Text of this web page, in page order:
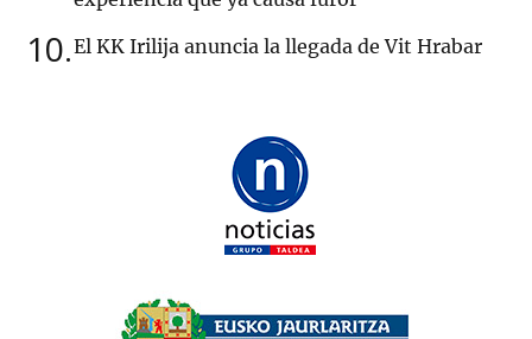
10 El KK Irilija anuncia la llegada de Vit Hrabar